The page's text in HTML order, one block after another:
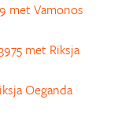
met Vamonos
met Riksja
Oeganda